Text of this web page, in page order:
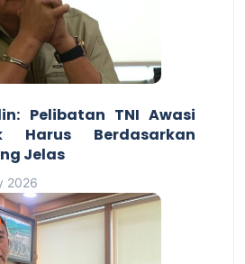
Pelibatan TNI Awasi
Harus Berdasarkan
Jelas
2026